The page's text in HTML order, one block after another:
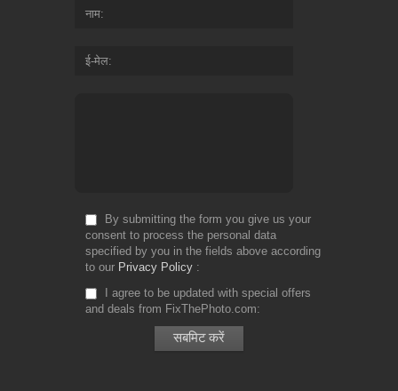
नाम
ई-मेल
By submitting the form you give us your
consent to process the personal data
specified by you in the fields above according
to our Privacy Policy
I agree to be updated with special offers
and deals from FixThePhoto.com